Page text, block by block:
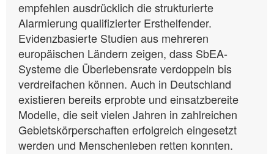
empfehlen ausdrücklich die strukturierte
Alarmierung qualifizierter Ersthelfender.
Evidenzbasierte Studien aus mehreren
europäischen Ländern zeigen, dass SbEA-
Systeme die Überlebensrate verdoppeln bis
verdreifachen können. Auch in Deutschland
existieren bereits erprobte und einsatzbereite
Modelle, die seit vielen Jahren in zahlreichen
Gebietskörperschaften erfolgreich eingesetzt
werden und Menschenleben retten konnten.